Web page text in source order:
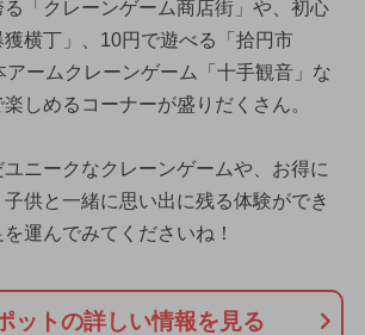
「クレーンゲーム商店街」や、初心
横丁」、10円で遊べる「拾円市
ームクレーンゲーム「十手観音」な
しめるコーナーが盛りだくさん。
ニークなクレーンゲームや、お得に
供と一緒に思い出に残る体験ができ
運んでみてくださいね！
ットの詳しい情報を見る